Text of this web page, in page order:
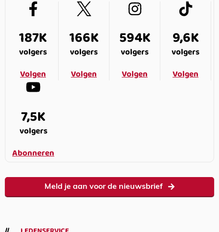
187K
volgers
Volgen
166K
volgers
Volgen
594K
volgers
Volgen
9,6K
volgers
Volgen
7,5K
volgers
Abonneren
Meld je aan voor de nieuwsbrief